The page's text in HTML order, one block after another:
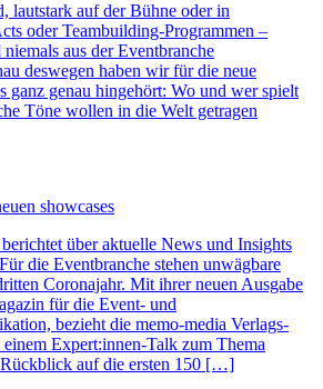
lautstark auf der Bühne oder in
oder Teambuilding-Programmen –
aus der Eventbranche
deswegen haben wir für die neue
ganz genau hingehört: Wo und wer spielt
Töne wollen in die Welt getragen
showcases
über aktuelle News und Insights
die Eventbranche stehen unwägbare
Coronajahr. Mit ihrer neuen Ausgabe
für die Event- und
bezieht die memo-media Verlags-
Expert:innen-Talk zum Thema
auf die ersten 150 […]